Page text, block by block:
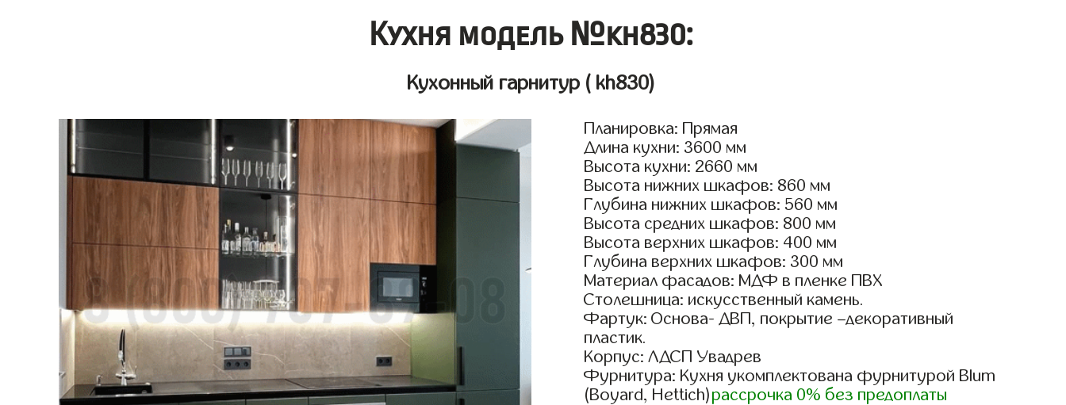
Кухня модель №kh830:
Кухонный гарнитур ( kh830)
Планировка: Прямая
Длина кухни: 3600 мм
Высота кухни: 2660 мм
Высота нижних шкафов: 860 мм
Глубина нижних шкафов: 560 мм
Высота средних шкафов: 800 мм
Высота верхних шкафов: 400 мм
Глубина верхних шкафов: 300 мм
Материал фасадов: МДФ в пленке ПВХ
Столешница: искусственный камень.
Фартук: Основа- ДВП, покрытие –декоративный
пластик.
Корпус: ЛДСП Увадрев
Фурнитура: Кухня укомплектована фурнитурой Blum
(Boyard, Hettich)рассрочка 0% без предоплаты